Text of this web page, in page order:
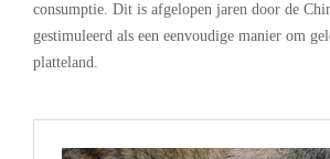
consumptie. Dit is afgelopen jaren door de
gestimuleerd als een eenvoudige manier om
platteland.